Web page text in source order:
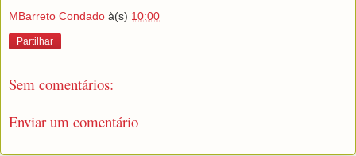
MBarreto Condado à(s) 10:00
Partilhar
Sem comentários:
Enviar um comentário